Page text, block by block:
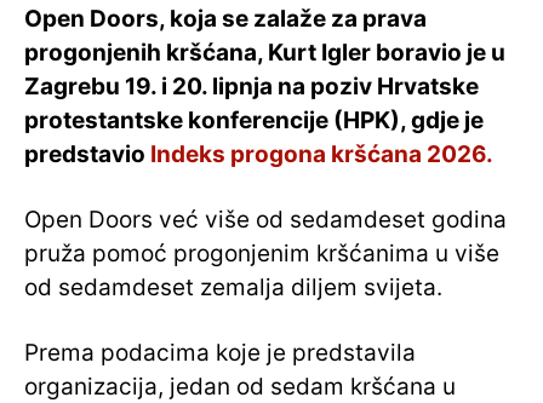
Open Doors, koja se zalaže za prava
progonjenih kršćana, Kurt Igler boravio je u
Zagrebu 19. i 20. lipnja na poziv Hrvatske
protestantske konferencije (HPK), gdje je
predstavio Indeks progona kršćana 2026.
Open Doors već više od sedamdeset godina
pruža pomoć progonjenim kršćanima u više
od sedamdeset zemalja diljem svijeta.
Prema podacima koje je predstavila
organizacija, jedan od sedam kršćana u